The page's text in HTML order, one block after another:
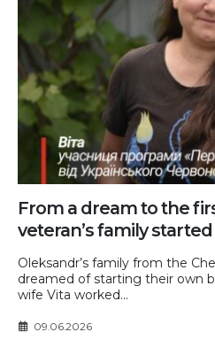
From a dream to the
veteran’s family
Oleksandr’s family from the
dreamed of starting their own
wife Vita worked...
09.06.2026